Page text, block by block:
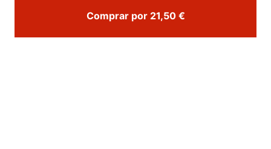
Comprar por 21,50 €